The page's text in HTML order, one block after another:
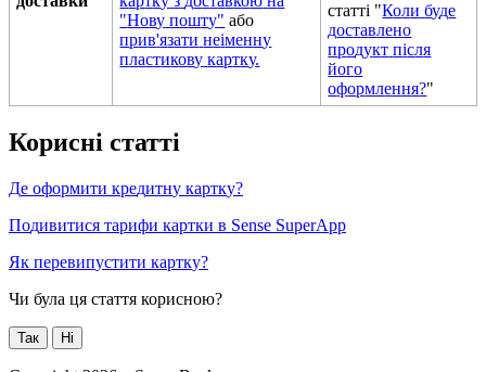
"Нову пошту" або
прив'язати неіменну
пластикову картку.
статті "Коли буде
доставлено
продукт після
його
оформлення?"
Корисні статті
Де оформити кредитну картку?
Подивитися тарифи картки в Sense SuperApp
Як перевипустити картку?
Чи була ця стаття корисною?
Так Ні